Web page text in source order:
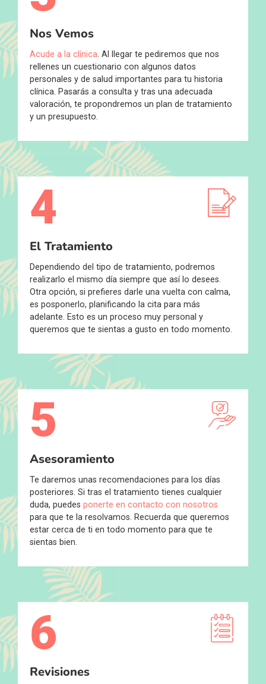
Nos Vemos
Acude a la clínica. Al llegar te pediremos que nos
rellenes un cuestionario con algunos datos
personales y de salud importantes para tu historia
clínica. Pasarás a consulta y tras una adecuada
valoración, te propondremos un plan de tratamiento
y un presupuesto.
4
El Tratamiento
Dependiendo del tipo de tratamiento, podremos
realizarlo el mismo día siempre que así lo desees.
Otra opción, si prefieres darle una vuelta con calma,
es posponerlo, planificando la cita para más
adelante. Esto es un proceso muy personal y
queremos que te sientas a gusto en todo momento.
5
Asesoramiento
Te daremos unas recomendaciones para los días
posteriores. Si tras el tratamiento tienes cualquier
duda, puedes ponerte en contacto con nosotros
para que te la resolvamos. Recuerda que queremos
estar cerca de ti en todo momento para que te
sientas bien.
6
Revisiones